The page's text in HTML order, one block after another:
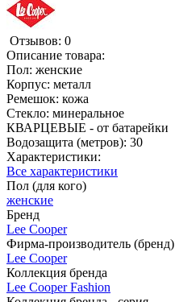
Отзывов: 0
Описание товара:
Пол: женские
Корпус: металл
Ремешок: кожа
Стекло: минеральное
КВАРЦЕВЫЕ - от батарейки
Водозащита (метров): 30
Характеристики:
Все характеристики
Пол (для кого)
женские
Бренд
Lee Cooper
Фирма-производитель (бренд)
Lee Cooper
Коллекция бренда
Lee Cooper Fashion